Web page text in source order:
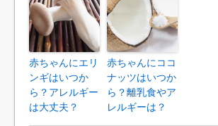
赤ちゃんにエリ
ンギはいつか
ら？アレルギー
は大丈夫？
赤ちゃんにココ
ナッツはいつか
ら？離乳食やア
レルギーは？